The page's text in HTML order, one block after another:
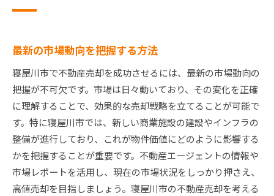
最新の市場動向を把握する方法
寝屋川市で不動産売却を成功させるには、最新の市場動向の
把握が不可欠です。市場は日々動いており、その変化を正確
に理解することで、効果的な売却戦略を立てることが可能で
す。特に寝屋川市では、新しい商業施設の建設やインフラの
整備が進行しており、これが物件価値にどのように影響する
かを把握することが重要です。不動産エージェントの情報や
市場レポートを活用し、現在の市場状況をしっかり押さえ、
高値売却を目指しましょう。寝屋川市の不動産売却を考える